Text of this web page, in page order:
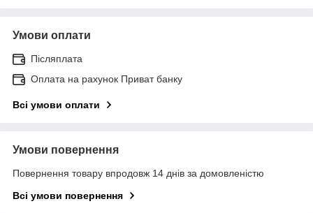
Умови оплати
Післяплата
Оплата на рахунок Приват банку
Всі умови оплати
Умови повернення
Повернення товару впродовж 14 днів за домовленістю
Всі умови повернення